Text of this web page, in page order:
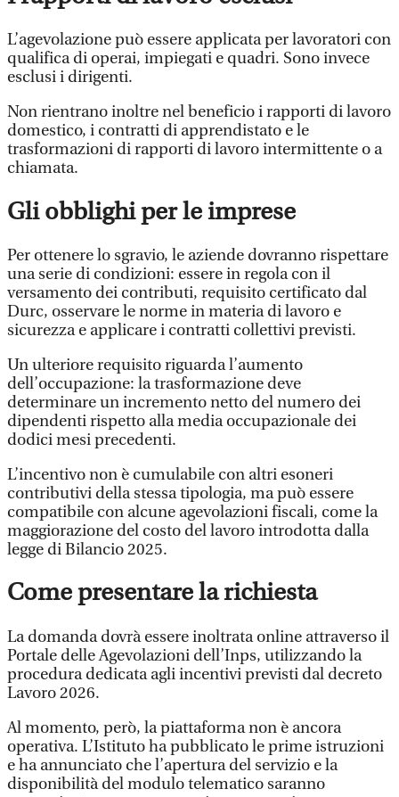
L’agevolazione può essere applicata per lavoratori con
qualifica di operai, impiegati e quadri. Sono invece
esclusi i dirigenti.
Non rientrano inoltre nel beneficio i rapporti di lavoro
domestico, i contratti di apprendistato e le
trasformazioni di rapporti di lavoro intermittente o a
chiamata.
Gli obblighi per le imprese
Per ottenere lo sgravio, le aziende dovranno rispettare
una serie di condizioni: essere in regola con il
versamento dei contributi, requisito certificato dal
Durc, osservare le norme in materia di lavoro e
sicurezza e applicare i contratti collettivi previsti.
Un ulteriore requisito riguarda l’aumento
dell’occupazione: la trasformazione deve
determinare un incremento netto del numero dei
dipendenti rispetto alla media occupazionale dei
dodici mesi precedenti.
L’incentivo non è cumulabile con altri esoneri
contributivi della stessa tipologia, ma può essere
compatibile con alcune agevolazioni fiscali, come la
maggiorazione del costo del lavoro introdotta dalla
legge di Bilancio 2025.
Come presentare la richiesta
La domanda dovrà essere inoltrata online attraverso il
Portale delle Agevolazioni dell’Inps, utilizzando la
procedura dedicata agli incentivi previsti dal decreto
Lavoro 2026.
Al momento, però, la piattaforma non è ancora
operativa. L’Istituto ha pubblicato le prime istruzioni
e ha annunciato che l’apertura del servizio e la
disponibilità del modulo telematico saranno